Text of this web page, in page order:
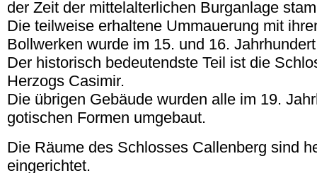
der Zeit der mittelalterlichen Burganlage
Die teilweise erhaltene Ummauerung mit
Bollwerken wurde im 15. und 16.
Der historisch bedeutendste Teil ist die
Herzogs Casimir.
Die übrigen Gebäude wurden alle im 19.
gotischen Formen umgebaut.
Die Räume des Schlosses Callenberg sind
eingerichtet.